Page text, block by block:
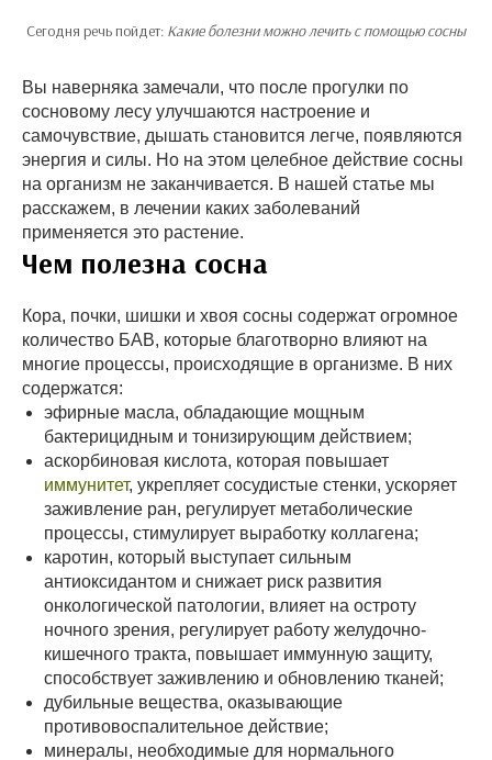
Сегодня речь пойдет: Какие болезни можно лечить с помощью сосны
Вы наверняка замечали, что после прогулки по
сосновому лесу улучшаются настроение и
самочувствие, дышать становится легче, появляются
энергия и силы. Но на этом целебное действие сосны
на организм не заканчивается. В нашей статье мы
расскажем, в лечении каких заболеваний
применяется это растение.
Чем полезна сосна
Кора, почки, шишки и хвоя сосны содержат огромное
количество БАВ, которые благотворно влияют на
многие процессы, происходящие в организме. В них
содержатся:
эфирные масла, обладающие мощным
бактерицидным и тонизирующим действием;
аскорбиновая кислота, которая повышает
иммунитет, укрепляет сосудистые стенки, ускоряет
заживление ран, регулирует метаболические
процессы, стимулирует выработку коллагена;
каротин, который выступает сильным
антиоксидантом и снижает риск развития
онкологической патологии, влияет на остроту
ночного зрения, регулирует работу желудочно-
кишечного тракта, повышает иммунную защиту,
способствует заживлению и обновлению тканей;
дубильные вещества, оказывающие
противовоспалительное действие;
минералы, необходимые для нормального